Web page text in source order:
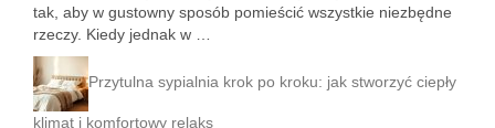
tak, aby w gustowny sposób pomieścić wszystkie niezbędne
rzeczy. Kiedy jednak w …
Przytulna sypialnia krok po kroku: jak stworzyć ciepły
klimat i komfortowy relaks